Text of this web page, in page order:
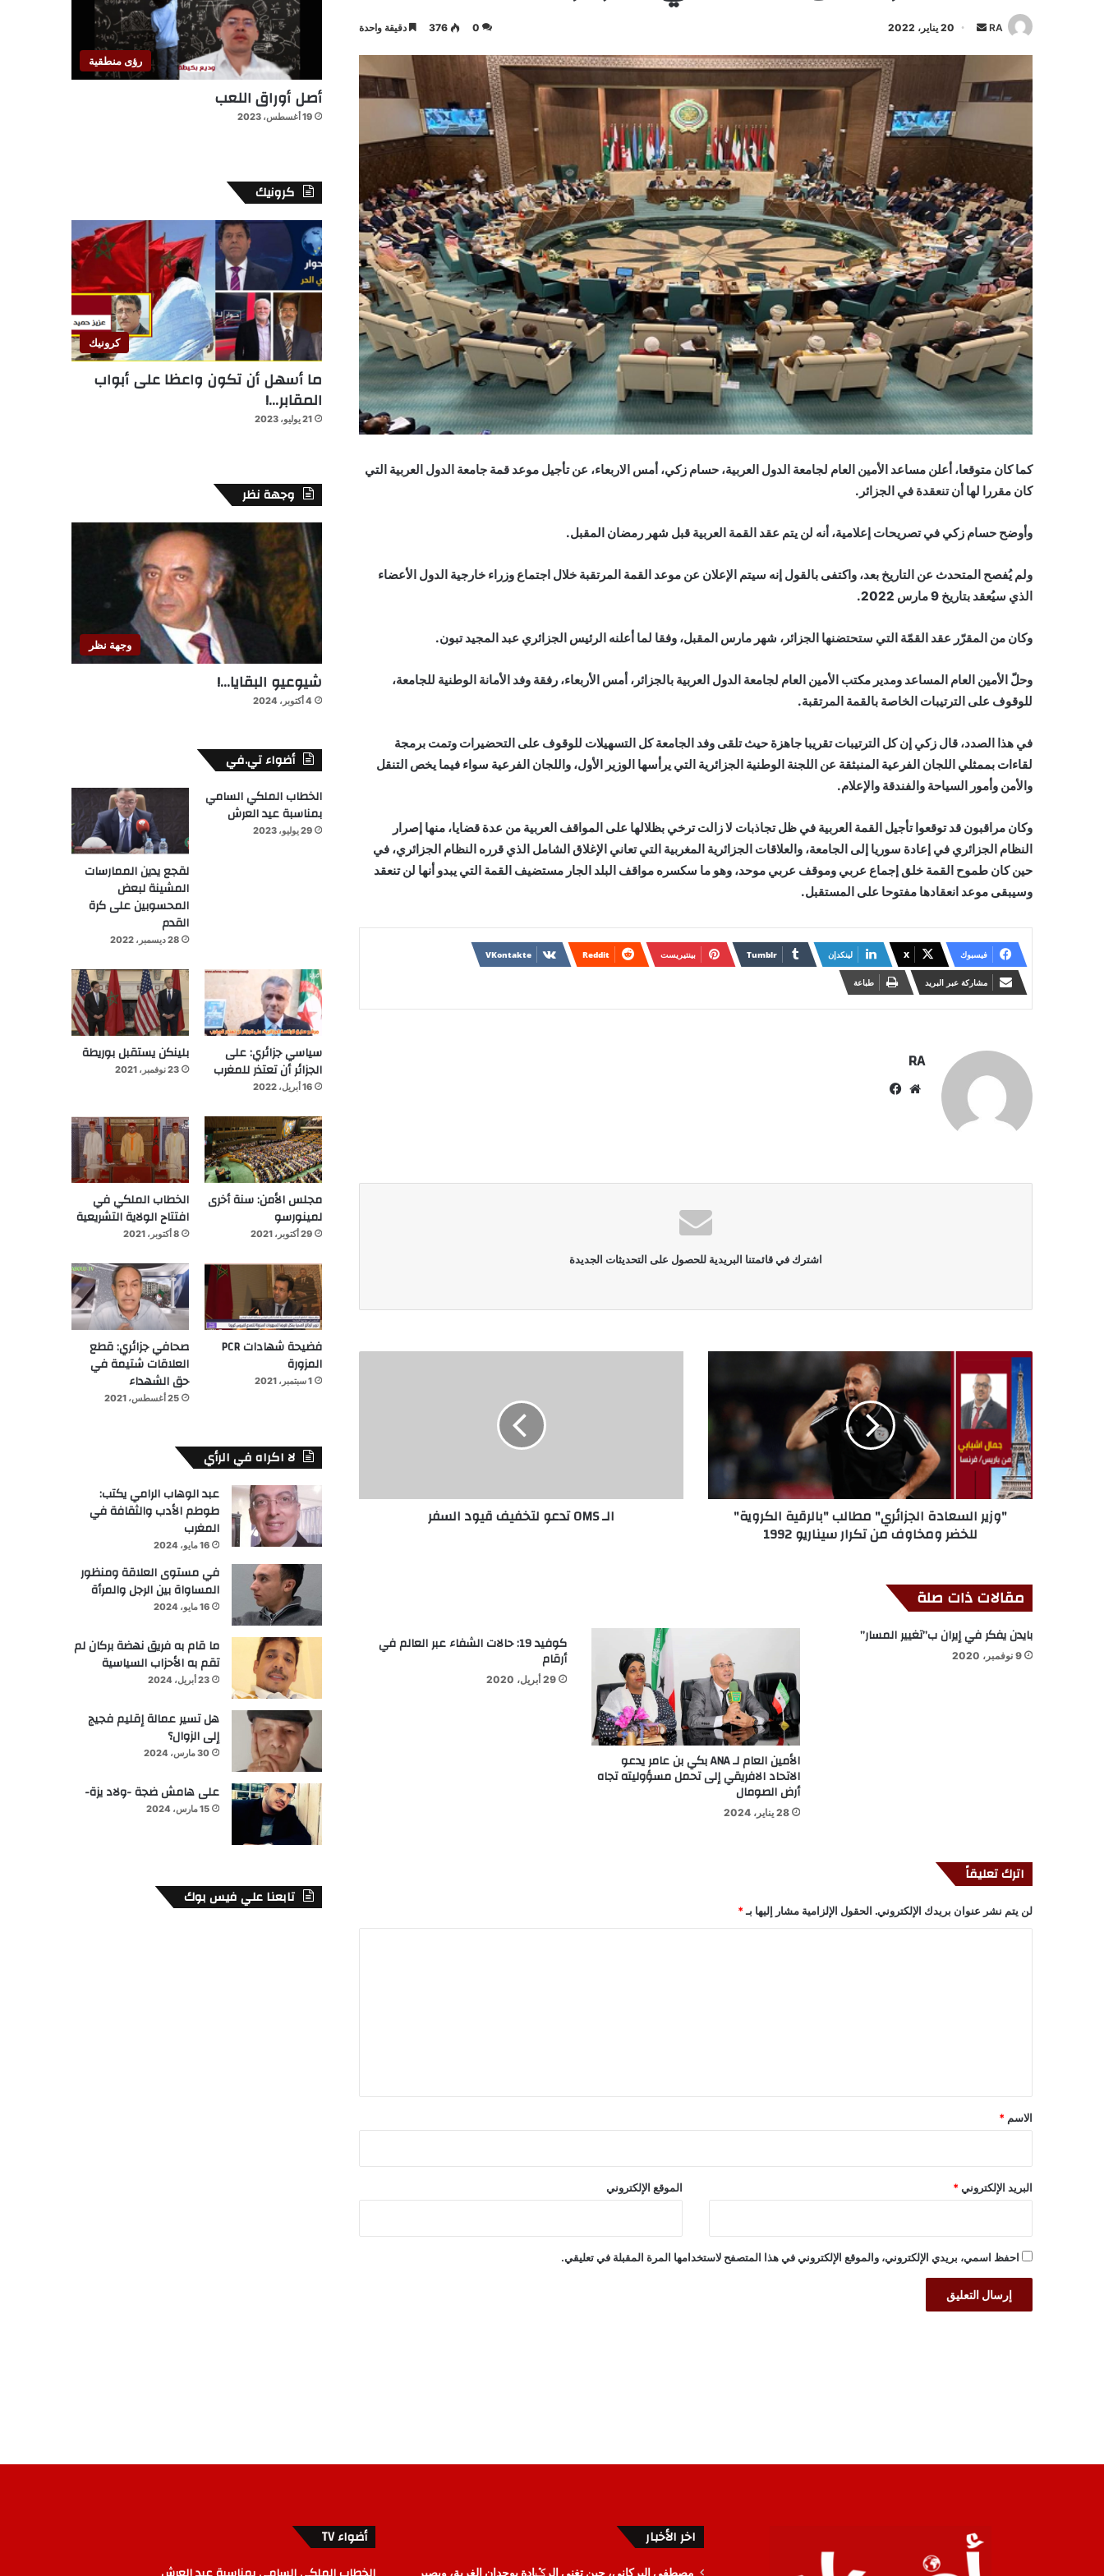
RA
أرسل
إلكترونيا
20 يناير، 2022 0
376 دقيقة واحدة
كما كان متوقعا، أعلن مساعد الأمين العام لجامعة الدول العربية، حسام زكي، أمس الاربعاء، عن تأجيل موعد قمة جامعة الدول العربية التي
كان مقررا لها أن تنعقدة في الجزائر.
وأوضح حسام زكي في تصريحات إعلامية، أنه لن يتم عقد القمة العربية قبل شهر رمضان المقبل.
ولم يُفصح المتحدث عن التاريخ بعد، واكتفى بالقول إنه سيتم الإعلان عن موعد القمة المرتقبة خلال اجتماع وزراء خارجية الدول الأعضاء
الذي سيُعقد بتاريخ 9 مارس 2022.
وكان من المقرّر عقد القمّة التي ستحتضنها الجزائر، شهر مارس المقبل، وفقا لما أعلنه الرئيس الجزائري عبد المجيد تبون.
وحلّ الأمين العام المساعد ومدير مكتب الأمين العام لجامعة الدول العربية بالجزائر، أمس الأربعاء، رفقة وفد الأمانة الوطنية للجامعة،
للوقوف على الترتيبات الخاصة بالقمة المرتقبة.
في هذا الصدد، قال زكي إن كل الترتيبات تقريبا جاهزة حيث تلقى وفد الجامعة كل التسهيلات للوقوف على التحضيرات وتمت برمجة
لقاءات بممثلي اللجان الفرعية المنبثقة عن اللجنة الوطنية الجزائرية التي يرأسها الوزير الأول، واللجان الفرعية سواء فيما يخص التنقل
والأمن وأمور السياحة والفندقة والإعلام.
وكان مراقبون قد توقعوا تأجيل القمة العربية في ظل تجاذبات لا زالت ترخي بظلالها على المواقف العربية من عدة قضايا، منها إصرار
النظام الجزائري في إعادة سوريا إلى الجامعة، والعلاقات الجزائرية المغربية التي تعاني الإغلاق الشامل الذي قرره النظام الجزائري، في
حين كان طموح القمة خلق إجماع عربي وموقف عربي موحد، وهو ما سكسره مواقف البلد الجار مستضيف القمة التي يبدو أنها لن تنعقد
وسيبقى موعد انعقادها مفتوحا على المستقبل.
فيسبوك X لينكدإن بينتيريست
مشاركة عبر البريد طباعة
RA
موقع
اشترك في قائمتنا البريدية للحصول على التحديثات الجديدة
"وزير السعادة الجزائري" مطالب "بالرقية الكروية"
للخضر ومخاوف من تكرار سيناريو 1992
الـ OMS تدعو لتخفيف قيود السفر
مقالات ذات صلة
بايدن يفكر في إيران ب”تغيير المسار”
9 نوفمبر، 2020
الأمين العام لـ ANA بكي بن عامر يدعو
الاتحاد الافريقي إلى تحمل مسؤوليته تجاه
أرض الصومال
28 يناير، 2024
كوفيد 19: حالات الشفاء عبر العالم في
أرقام
29 أبريل، 2020
اترك تعليقاً
لن يتم نشر عنوان بريدك الإلكتروني. الحقول الإلزامية مشار إليها بـ *
*
الاسم *
البريد الإلكتروني * الموقع الإلكتروني
احفظ اسمي، بريدي الإلكتروني، والموقع الإلكتروني في هذا المتصفح لاستخدامها المرة المقبلة في تعليقي.
رؤى منطقية
أصل أوراق اللعب
19 أغسطس، 2023
كرونيك
كرونيك
ما أسهل أن تكون واعظا على أبواب
المقابر…!
21 يوليو، 2023
وجهة نظر
وجهة نظر
شيوعيو البقايا…!
4 أكتوبر، 2024
أضواء تي.في
الخطاب الملكي السامي
بمناسبة عيد العرش
29 يوليو، 2023
لقجع يدين الممارسات
المشينة لبعض
المحسوبين على كرة
القدم
28 ديسمبر، 2022
سياسي جزائري: على
الجزائر أن تعتذر للمغرب
16 أبريل، 2022
بلينكن يستقبل بوريطة
23 نوفمبر، 2021
مجلس الأمن: سنة أخرى
لمينورسو
29 أكتوبر، 2021
الخطاب الملكي في
افتتاح الولاية التشريعية
8 أكتوبر، 2021
فضيحة شهادات PCR
المزورة
1 سبتمبر، 2021
صحافي جزائري: قطع
العلاقات شتيمة في
حق الشهداء
25 أغسطس، 2021
لا اكراه في الرأي
عبد الوهاب الرامي يكتب:
طوطم الأدب والثقافة في
المغرب
16 مايو، 2024
في مستوى العلاقة ومنظور
المساواة بين الرجل والمرأة
16 مايو، 2024
ما قام به فريق نهضة بركان لم
تقم به الأحزاب السياسية
23 أبريل، 2024
هل تسير عمالة إقليم فجيج
إلى الزوال؟
30 مارس، 2024
على هامش ضجة -ولاد يزة-
15 مارس، 2024
تابعنا علي فيس بوك
اخر الأخبار
مصطفى البركاني، حين تغنى الرݣادة بوجدان الغربة، ويصير
أضواء TV